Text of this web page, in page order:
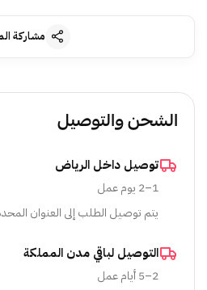
مشاركة
الشحن والتوصيل
توصيل داخل الرياض
1–2 يوم عمل
يتم توصيل الطلب إلى العنوان
التوصيل لباقي مدن المملكة
2–5 أيام عمل